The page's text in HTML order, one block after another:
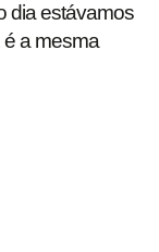
dia estávamos
é a mesma